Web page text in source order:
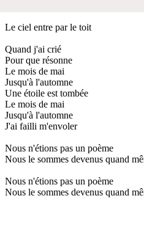
Le ciel entre par le toit
Quand j'ai crié
Pour que résonne
Le mois de mai
Jusqu'à l'automne
Une étoile est tombée
Le mois de mai
Jusqu'à l'automne
J'ai failli m'envoler
Nous n'étions pas un poème
Nous le sommes devenus quand
Nous n'étions pas un poème
Nous le sommes devenus quand